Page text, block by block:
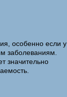
особенно если у
заболеваниям.
значительно